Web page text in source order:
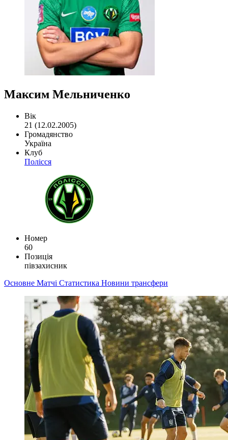
Максим Мельниченко
Вік
21 (12.02.2005)
Громадянство
Україна
Клуб
Полісся
Номер
60
Позиція
півзахисник
Основне Матчі Статистика Новини трансфери